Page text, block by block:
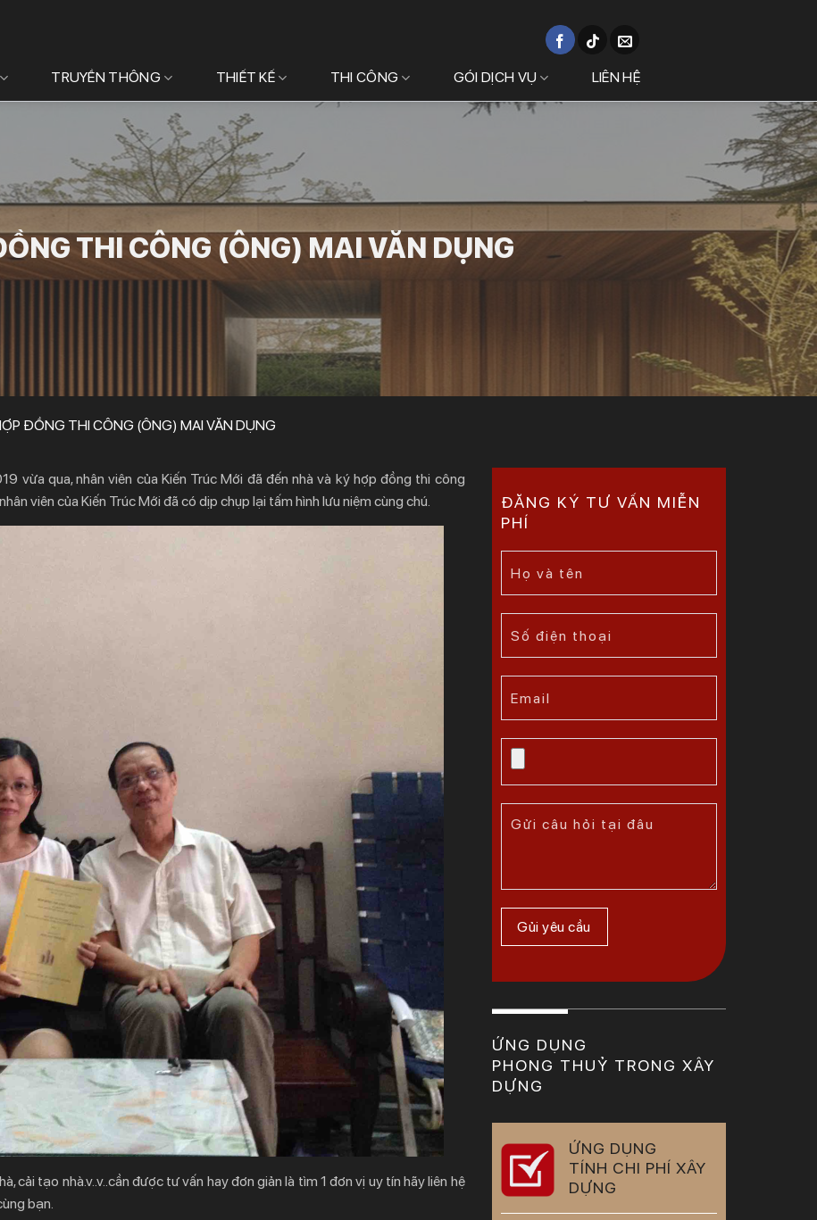
TRUYỀN THÔNG THIẾT KẾ THI CÔNG GÓI DỊCH VỤ LIÊN HỆ
THI CÔNG (ÔNG) MAI VĂN DỤNG
ĐỒNG THI CÔNG (ÔNG) MAI VĂN DỤNG
vừa qua, nhân viên của Kiến Trúc Mới đã đến nhà và ký hợp đồng thi công
viên của Kiến Trúc Mới đã có dịp chụp lại tấm hình lưu niệm cùng chú.
cải tạo nhà.v..v..cần được tư vấn hay đơn giản là tìm 1 đơn vị uy tín hãy liên hệ
bạn.
ĐĂNG KÝ TƯ VẤN MIỄN
PHÍ
ỨNG DỤNG
PHONG THUỶ TRONG XÂY
DỰNG
ỨNG DỤNG
TÍNH CHI PHÍ XÂY
DỰNG